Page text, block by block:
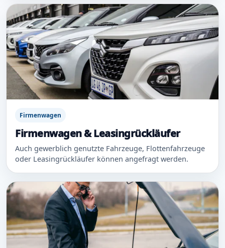
Firmenwagen
Firmenwagen & Leasingrückläufer
Auch gewerblich genutzte Fahrzeuge, Flottenfahrzeuge
oder Leasingrückläufer können angefragt werden.